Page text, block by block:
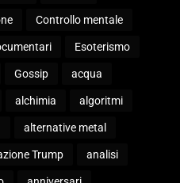
Controllo mentale
Esoterismo
Gossip acqua
alchimia algoritmi
alternative metal
Trump analisi